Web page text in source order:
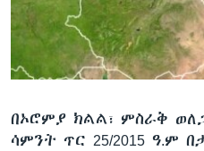
ቋንቋዎች
በኦሮምያ ክልል፣ ምስራቅ
ሳምንት ጥር 25/2015 ዓ.ም